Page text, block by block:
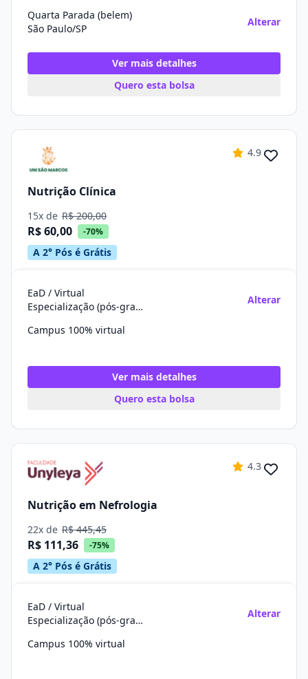
Quarta Parada (belem)
São Paulo/SP
Alterar
Ver mais detalhes
Quero esta bolsa
4.9
Nutrição Clínica
15x de R$ 200,00
R$ 60,00 -70%
A 2° Pós é Grátis
EaD / Virtual
Especialização (pós-graduação)
Alterar
Campus 100% virtual
Ver mais detalhes
Quero esta bolsa
4.3
Nutrição em Nefrologia
22x de R$ 445,45
R$ 111,36 -75%
A 2° Pós é Grátis
EaD / Virtual
Especialização (pós-graduação)
Alterar
Campus 100% virtual